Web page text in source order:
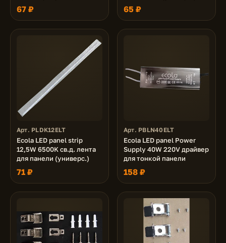
универс.)
67 ₽ 65 ₽
Арт. PLDK12ELT
Ecola LED panel strip
12,5W 6500K св.д. лента
для панели (универс.)
71 ₽
Арт. PBLN40ELT
Ecola LED panel Power
Supply 40W 220V драйвер
для тонкой панели
158 ₽